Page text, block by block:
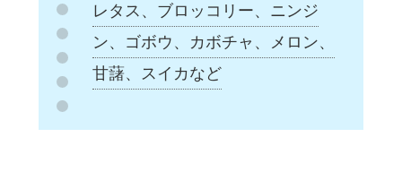
レタス、ブロッコリー、ニンジ
ン、ゴボウ、カボチャ、メロン、
甘藷、スイカなど